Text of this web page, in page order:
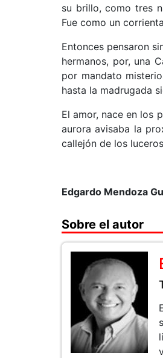
su brillo, como tres
Fue como un
Entonces pensaron
hermanos, por, una
por mandato
hasta la madrugada
El amor, nace en los
aurora avisaba la
callejón de los
Edgardo Mendoza
Sobre el autor